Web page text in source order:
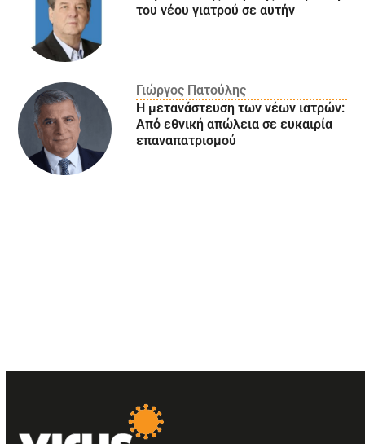
του νέου γιατρού σε αυτήν
Γιώργος Πατούλης
Η μετανάστευση των νέων ιατρών:
Aπό εθνική απώλεια σε ευκαιρία
επαναπατρισμού